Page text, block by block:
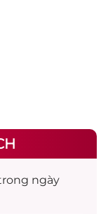
ngày